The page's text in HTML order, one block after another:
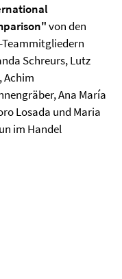
von den
Teammitgliedern
Schreurs, Lutz
Achim
Ana María
Losada und Maria
im Handel